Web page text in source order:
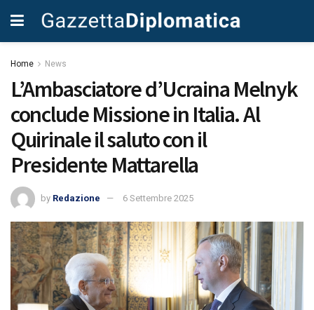
Home News
L’Ambasciatore d’Ucraina Melnyk
conclude Missione in Italia. Al
Quirinale il saluto con il
Presidente Mattarella
by Redazione 6 Settembre 2025